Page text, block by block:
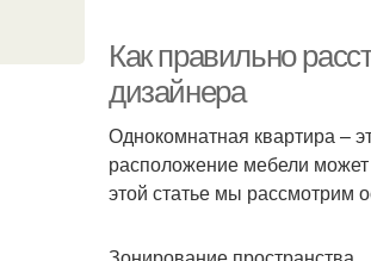
Как правильно
дизайнера
Однокомнатная квартира –
расположение мебели
этой статье мы рассмотрим